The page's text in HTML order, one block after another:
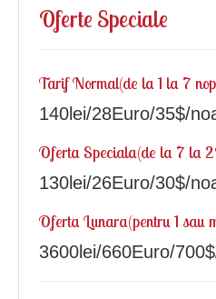
Oferte Speciale
Tarif Normal(de la 1 la 7
140lei/28Euro/35$/
Oferta Speciala(de la 7 la
130lei/26Euro/30$/
Oferta Lunara(pentru 1 sau
3600lei/660Euro/